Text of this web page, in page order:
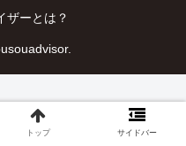
ザーとは？
トップ サイドバー